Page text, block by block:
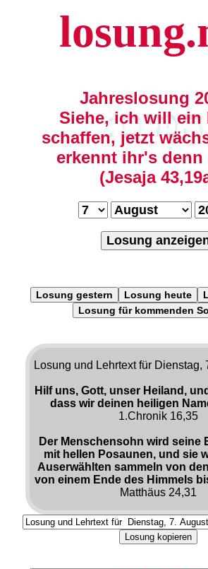
Jahreslosung
Siehe, ich will ein
schaffen, jetzt
erkennt ihr's
(Jesaja
Losung
Losung gestern Losung heute
Losung für kommenden
Losung und Lehrtext für Dienstag,
Hilf uns, Gott, unser Heiland,
dass wir deinen heiligen
1.Chronik 16,35
Der Menschensohn wird seine
mit hellen Posaunen, und sie
Auserwählten sammeln von
von einem Ende des Himmels
Matthäus 24,31
Losung kopieren